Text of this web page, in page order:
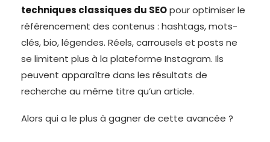
techniques classiques du SEOpour optimiser le
référencement des contenus : hashtags, mots-
clés, bio, légendes. Réels, carrousels et posts ne
se limitent plus à la plateforme Instagram. Ils
peuvent apparaître dans les résultats de
recherche au même titre qu’un article.
Alors qui a le plus à gagner de cette avancée ?